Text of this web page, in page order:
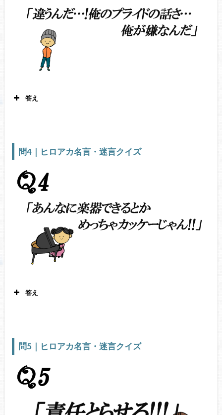
答え
問4｜ヒロアカ名言・迷言クイズ
答え
問5｜ヒロアカ名言・迷言クイズ